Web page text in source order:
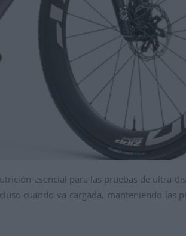
esencial para las pruebas de ultra-
cuando va cargada, manteniendo las